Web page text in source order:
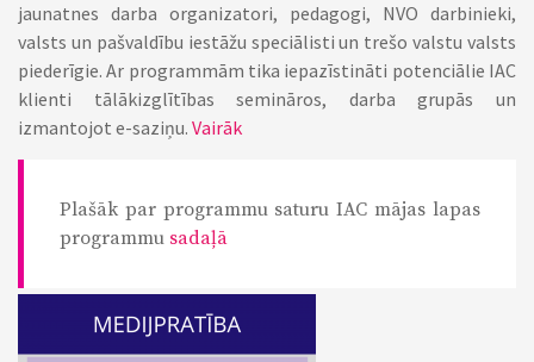
jaunatnes darba organizatori, pedagogi, NVO darbinieki,
valsts un pašvaldību iestāžu speciālisti un trešo valstu valsts
piederīgie. Ar programmām tika iepazīstināti potenciālie IAC
klienti tālākizglītības semināros, darba grupās un
izmantojot e-saziņu. Vairāk
Plašāk par programmu saturu IAC mājas lapas
programmu sadaļā